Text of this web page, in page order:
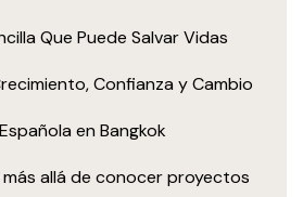
Que Puede Salvar Vidas
Confianza y Cambio
en Bangkok
allá de conocer proyectos